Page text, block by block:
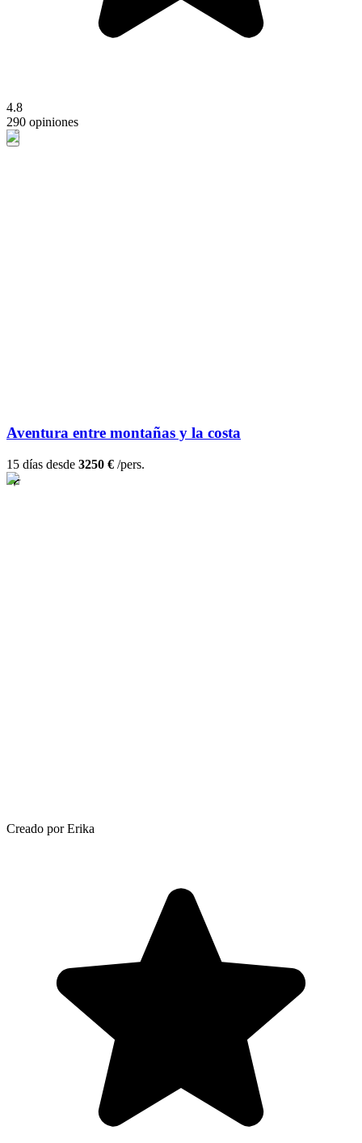
4.8
290 opiniones
Aventura entre montañas y la costa
15 días desde 3250 € /pers.
Creado por Erika